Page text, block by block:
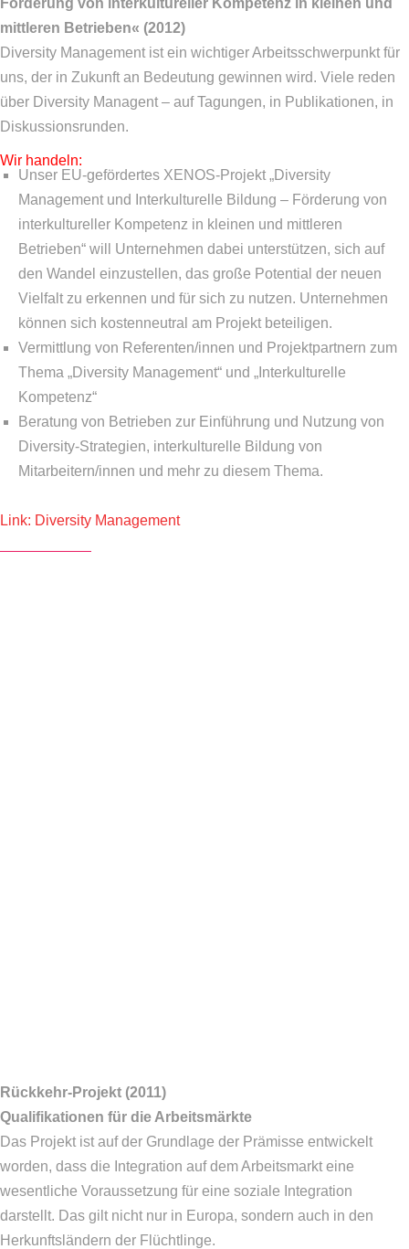
Förderung von interkultureller Kompetenz in kleinen und
mittleren Betrieben« (2012)
Diversity Management ist ein wichtiger Arbeitsschwerpunkt für
uns, der in Zukunft an Bedeutung gewinnen wird. Viele reden
über Diversity Managent – auf Tagungen, in Publikationen, in
Diskussionsrunden.
Wir handeln:
Unser EU-gefördertes XENOS-Projekt „Diversity
Management und Interkulturelle Bildung – Förderung von
interkultureller Kompetenz in kleinen und mittleren
Betrieben“ will Unternehmen dabei unterstützen, sich auf
den Wandel einzustellen, das große Potential der neuen
Vielfalt zu erkennen und für sich zu nutzen. Unternehmen
können sich kostenneutral am Projekt beteiligen.
Vermittlung von Referenten/innen und Projektpartnern zum
Thema „Diversity Management“ und „Interkulturelle
Kompetenz“
Beratung von Betrieben zur Einführung und Nutzung von
Diversity-Strategien, interkulturelle Bildung von
Mitarbeitern/innen und mehr zu diesem Thema.
Link: Diversity Management
Rückkehr-Projekt (2011)
Qualifikationen für die Arbeitsmärkte
Das Projekt ist auf der Grundlage der Prämisse entwickelt
worden, dass die Integration auf dem Arbeitsmarkt eine
wesentliche Voraussetzung für eine soziale Integration
darstellt. Das gilt nicht nur in Europa, sondern auch in den
Herkunftsländern der Flüchtlinge.